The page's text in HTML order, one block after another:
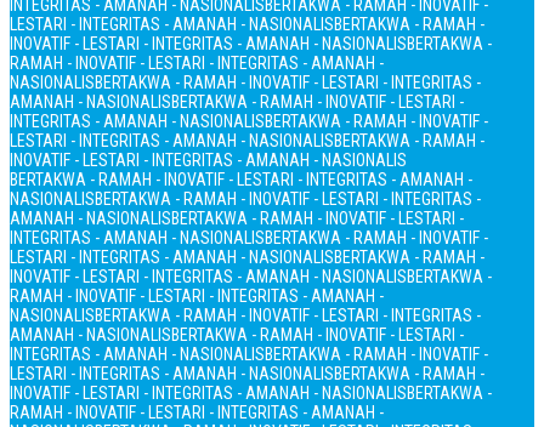
INTEGRITAS - AMANAH - NASIONALISBERTAKWA - RAMAH - INOVATIF -
LESTARI - INTEGRITAS - AMANAH - NASIONALISBERTAKWA - RAMAH -
INOVATIF - LESTARI - INTEGRITAS - AMANAH - NASIONALISBERTAKWA -
RAMAH - INOVATIF - LESTARI - INTEGRITAS - AMANAH -
NASIONALISBERTAKWA - RAMAH - INOVATIF - LESTARI - INTEGRITAS -
AMANAH - NASIONALISBERTAKWA - RAMAH - INOVATIF - LESTARI -
INTEGRITAS - AMANAH - NASIONALISBERTAKWA - RAMAH - INOVATIF -
LESTARI - INTEGRITAS - AMANAH - NASIONALISBERTAKWA - RAMAH -
INOVATIF - LESTARI - INTEGRITAS - AMANAH - NASIONALIS
BERTAKWA - RAMAH - INOVATIF - LESTARI - INTEGRITAS - AMANAH -
NASIONALISBERTAKWA - RAMAH - INOVATIF - LESTARI - INTEGRITAS -
AMANAH - NASIONALISBERTAKWA - RAMAH - INOVATIF - LESTARI -
INTEGRITAS - AMANAH - NASIONALISBERTAKWA - RAMAH - INOVATIF -
LESTARI - INTEGRITAS - AMANAH - NASIONALISBERTAKWA - RAMAH -
INOVATIF - LESTARI - INTEGRITAS - AMANAH - NASIONALISBERTAKWA -
RAMAH - INOVATIF - LESTARI - INTEGRITAS - AMANAH -
NASIONALISBERTAKWA - RAMAH - INOVATIF - LESTARI - INTEGRITAS -
AMANAH - NASIONALISBERTAKWA - RAMAH - INOVATIF - LESTARI -
INTEGRITAS - AMANAH - NASIONALISBERTAKWA - RAMAH - INOVATIF -
LESTARI - INTEGRITAS - AMANAH - NASIONALISBERTAKWA - RAMAH -
INOVATIF - LESTARI - INTEGRITAS - AMANAH - NASIONALISBERTAKWA -
RAMAH - INOVATIF - LESTARI - INTEGRITAS - AMANAH -